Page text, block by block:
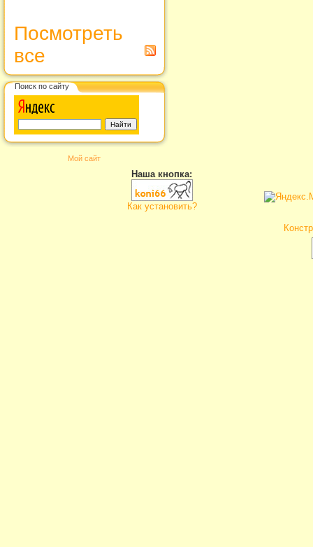
Посмотреть
все
Поиск по сайту
Мой сайт
Наша кнопка:
Как установить?